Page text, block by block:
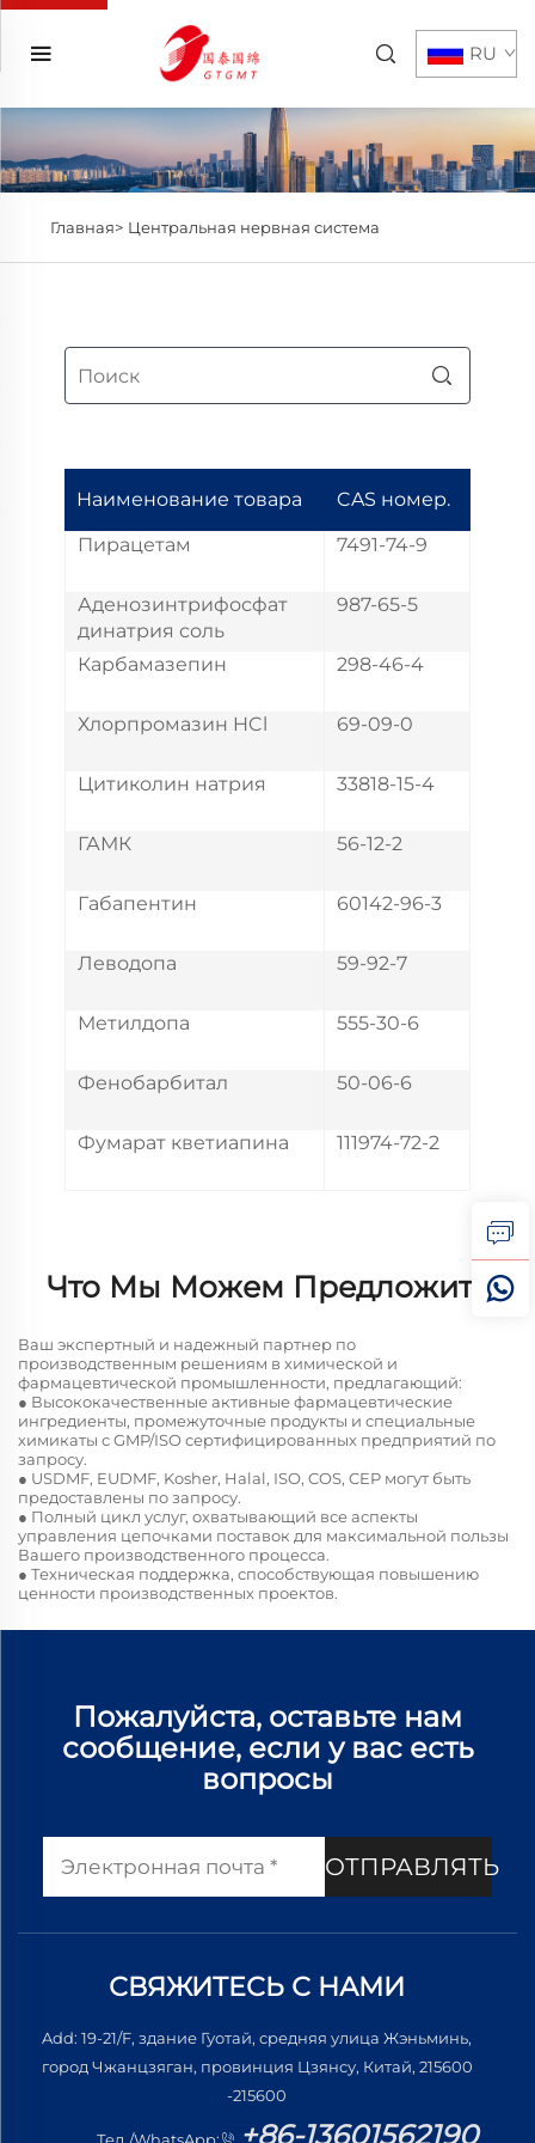
RU
Главная> Центральная нервная система
Наименование товара
CAS номер.
Пирацетам
7491-74-9
Аденозинтрифосфат
динатрия соль
987-65-5
Карбамазепин 298-46-4
Хлорпромазин HCl 69-09-0
Цитиколин натрия 33818-15-4
ГАМК 56-12-2
Габапентин 60142-96-3
Леводопа 59-92-7
Метилдопа 555-30-6
Фенобарбитал 50-06-6
Фумарат кветиапина 111974-72-2
Что Мы Можем Предложить
Ваш экспертный и надежный партнер по
производственным решениям в химической и
фармацевтической промышленности, предлагающий:
● Высококачественные активные фармацевтические
ингредиенты, промежуточные продукты и специальные
химикаты с GMP/ISO сертифицированных предприятий по
запросу.
● USDMF, EUDMF, Kosher, Halal, ISO, COS, CEP могут быть
предоставлены по запросу.
● Полный цикл услуг, охватывающий все аспекты
управления цепочками поставок для максимальной пользы
Вашего производственного процесса.
● Техническая поддержка, способствующая повышению
ценности производственных проектов.
Пожалуйста, оставьте нам
сообщение, если у вас есть
вопросы
ОТПРАВЛЯТЬ
СВЯЖИТЕСЬ С НАМИ
Add: 19-21/F, здание Гуотай, средняя улица Жэньминь,
город Чжанцзяган, провинция Цзянсу, Китай, 215600
-215600
+86-13601562190